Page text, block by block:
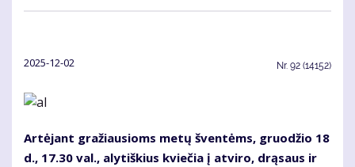
2025-12-02 Nr. 92 (14152)
Artėjant gražiausioms metų šventėms, gruodžio 18
d., 17.30 val., alytiškius kviečia į atviro, drąsaus ir